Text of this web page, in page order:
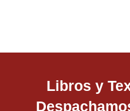
Libros y